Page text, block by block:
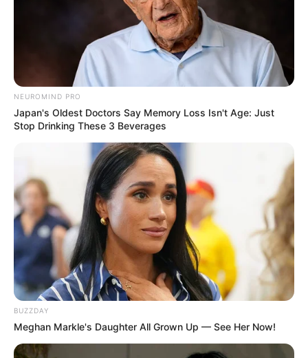
Cameras In Columbus Record Scary Encounters
Viewers Had To Look Away When This Happened
On Live Tv
BUZZ DAY
NEUROMIND PRO
Japan's Oldest Doctors Say Memory Loss Isn't Age: Just
Stop Drinking These 3 Beverages
BUZZDAY
Meghan Markle's Daughter All Grown Up — See Her Now!